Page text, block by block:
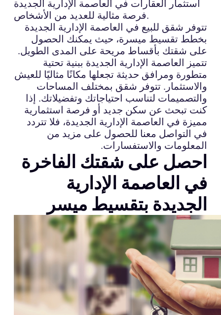
استثمار العقارات في العاصمة الإدارية الجديدة
فرصة مثالية للعديد من الأشخاص.
تتوفر شقق للبيع في العاصمة الإدارية الجديدة
بخطط تقسيط ميسرة، حيث يمكنك الحصول
على شقتك بأقساط مريحة على المدى الطويل.
تتميز العاصمة الإدارية الجديدة ببنية تحتية
متطورة ومرافق حديثة تجعلها مكانًا مثاليًا للعيش
والاستثمار. تتوفر شقق بمختلف المساحات
والتصميمات لتناسب احتياجاتك وتفضيلاتك. إذا
كنت تبحث عن سكن جديد أو فرصة استثمارية
مميزة في العاصمة الإدارية الجديدة، فلا تتردد
في التواصل معنا للحصول على مزيد من
المعلومات والاستفسارات.
احصل على شقتك الفاخرة
في العاصمة الإدارية
الجديدة بتقسيط ميسر